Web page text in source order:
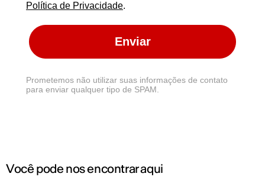
Política de Privacidade.
Enviar
Prometemos não utilizar suas informações de contato
para enviar qualquer tipo de SPAM.
Você pode nos encontrar aqui